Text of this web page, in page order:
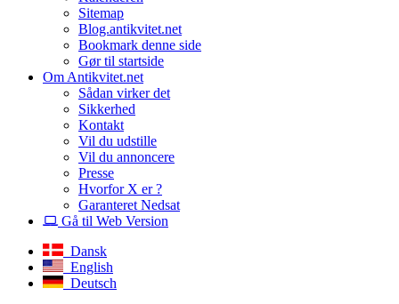
Sitemap
Blog.antikvitet.net
Bookmark denne side
Gør til startside
Om Antikvitet.net
Sådan virker det
Sikkerhed
Kontakt
Vil du udstille
Vil du annoncere
Presse
Hvorfor X er ?
Garanteret Nedsat
Gå til Web Version
Dansk
English
Deutsch